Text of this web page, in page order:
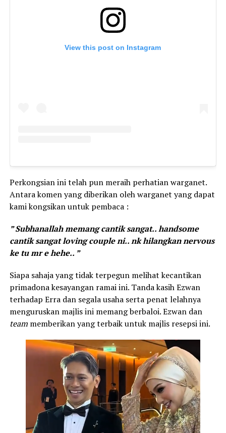
View this post on Instagram
Perkongsian ini telah pun meraih perhatian warganet.
Antara komen yang diberikan oleh warganet yang dapat
kami kongsikan untuk pembaca :
” Subhanallah memang cantik sangat.. handsome
cantik sangat loving couple ni.. nk hilangkan nervous
ke tu mr e hehe.. ”
Siapa sahaja yang tidak terpegun melihat kecantikan
primadona kesayangan ramai ini. Tanda kasih Ezwan
terhadap Erra dan segala usaha serta penat lelahnya
menguruskan majlis ini memang berbaloi. Ezwan dan
teammemberikan yang terbaik untuk majlis resepsi ini.